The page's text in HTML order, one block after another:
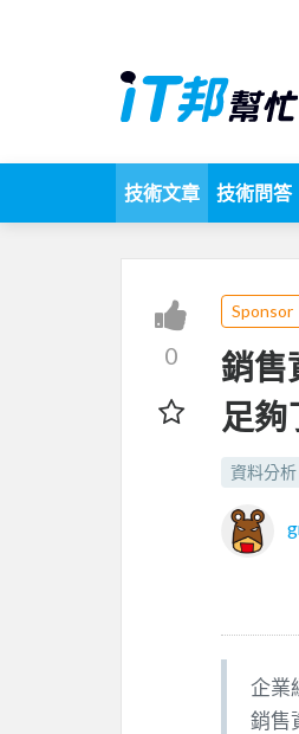
技術文章 技術問答
0
Sponsor
銷售
足夠
資料分析
企業
銷售